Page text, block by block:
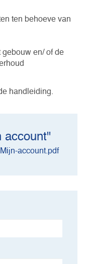
ten behoeve van
gebouw en/ of de
handleiding.
account"
account.pdf